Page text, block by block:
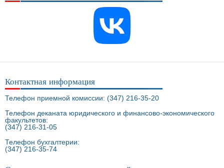
Контактная информация
Телефон приемной комиссии: (347) 216-35-20
Телефон деканата юридического и финансово-экономического
факультетов:
(347) 216-31-05
Телефон бухгалтерии:
(347) 216-35-74